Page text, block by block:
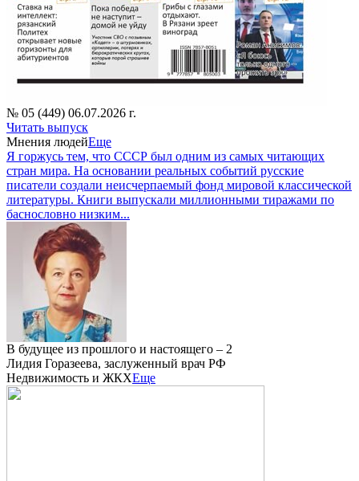
№ 05 (449) 06.07.2026 г.
Читать выпуск
Мнения людейЕще
Я горжусь тем, что СССР был одним из самых читающих
стран мира. На основании реальных событий русские
писатели создали неисчерпаемый фонд мировой классической
литературы. Книги выпускали миллионными тиражами по
баснословно низким...
В будущее из прошлого и настоящего – 2
Лидия Горазеева, заслуженный врач РФ
Недвижимость и ЖКХЕще